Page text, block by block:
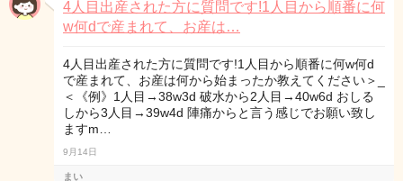
4人目出産された方に質問です!1人目から順番に何
w何dで産まれて、お産は…
4人目出産された方に質問です!1人目から順番に何w何d
で産まれて、お産は何から始まったか教えてください＞_
＜《例》1人目→38w3d 破水から2人目→40w6d おしる
しから3人目→39w4d 陣痛からと言う感じでお願い致し
ますm…
9月14日
まい